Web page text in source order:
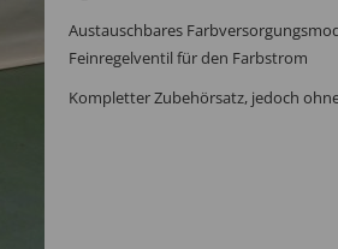
Austauschbares
Feinregelventil für den Farbstrom
Kompletter Zubehörsatz, jedoch